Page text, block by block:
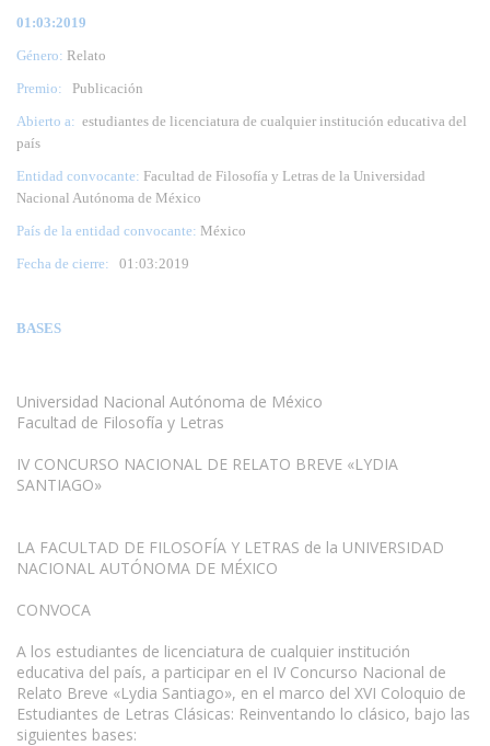
01:03:2019
Género: Relato
Premio:
Publicación
Abierto a: estudiantes de licenciatura de cualquier institución educativa del
país
Entidad convocante: Facultad de Filosofía y Letras de la Universidad
Nacional Autónoma de México
País de la entidad convocante: México
Fecha de cierre: 01 :03:2019
BASES
Universidad Nacional Autónoma de México
Facultad de Filosofía y Letras
IV CONCURSO NACIONAL DE RELATO BREVE «LYDIA
SANTIAGO»
LA FACULTAD DE FILOSOFÍA Y LETRAS de la UNIVERSIDAD
NACIONAL AUTÓNOMA DE MÉXICO
CONVOCA
A los estudiantes de licenciatura de cualquier institución
educativa del país, a participar en el IV Concurso Nacional de
Relato Breve «Lydia Santiago», en el marco del XVI Coloquio de
Estudiantes de Letras Clásicas: Reinventando lo clásico, bajo las
siguientes bases: